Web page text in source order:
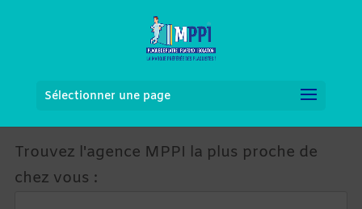
Sélectionner une page
Trouvez l'agence MPPI la plus proche de
chez vous :